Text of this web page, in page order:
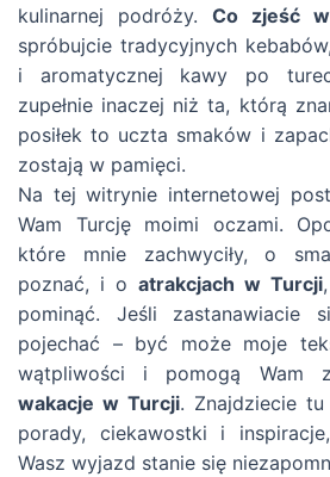
kulinarnej podróży. Co zjeść
spróbujcie tradycyjnych
i aromatycznej kawy po
zupełnie inaczej niż ta, którą
posiłek to uczta smaków i
zostają w pamięci.
Na tej witrynie internetowej
Wam Turcję moimi oczami.
które mnie zachwyciły, o
poznać, i o atrakcjach w Turcji
pominąć. Jeśli zastanawiacie
pojechać – być może moje
wątpliwości i pomogą Wam
wakacje w Turcji. Znajdziecie
porady, ciekawostki i
Wasz wyjazd stanie się